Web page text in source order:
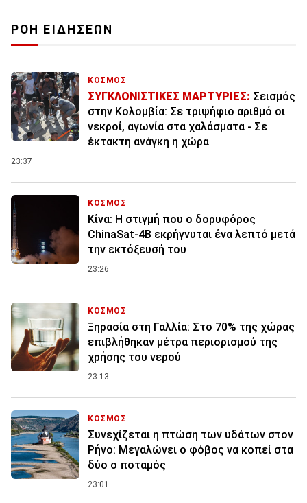
ΡΟΗ ΕΙΔΗΣΕΩΝ
ΚΟΣΜΟΣ
ΣΥΓΚΛΟΝΙΣΤΙΚΕΣ ΜΑΡΤΥΡΙΕΣ: Σεισμός
στην Κολομβία: Σε τριψήφιο αριθμό οι
νεκροί, αγωνία στα χαλάσματα - Σε
έκτακτη ανάγκη η χώρα
23:37
ΚΟΣΜΟΣ
Κίνα: Η στιγμή που ο δορυφόρος
ChinaSat-4B εκρήγνυται ένα λεπτό μετά
την εκτόξευσή του
23:26
ΚΟΣΜΟΣ
Ξηρασία στη Γαλλία: Στο 70% της χώρας
επιβλήθηκαν μέτρα περιορισμού της
χρήσης του νερού
23:13
ΚΟΣΜΟΣ
Συνεχίζεται η πτώση των υδάτων στον
Ρήνο: Μεγαλώνει ο φόβος να κοπεί στα
δύο ο ποταμός
23:01